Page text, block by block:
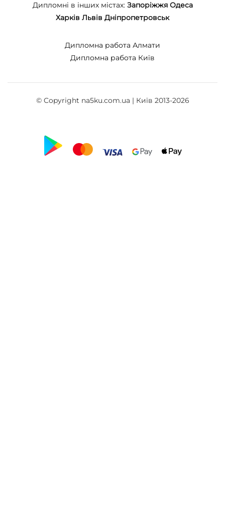
Дипломні в інших містах: Запоріжжя Одеса
Харків Львів Дніпропетровськ
Дипломна работа Алмати
Дипломна работа Київ
© Copyright na5ku.com.ua | Київ 2013-2026